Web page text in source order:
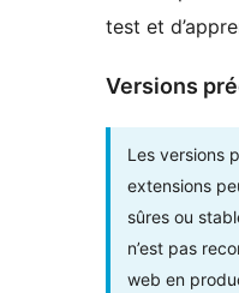
test et
Versions
Les versions
extensions
sûres ou
n’est pas
web en